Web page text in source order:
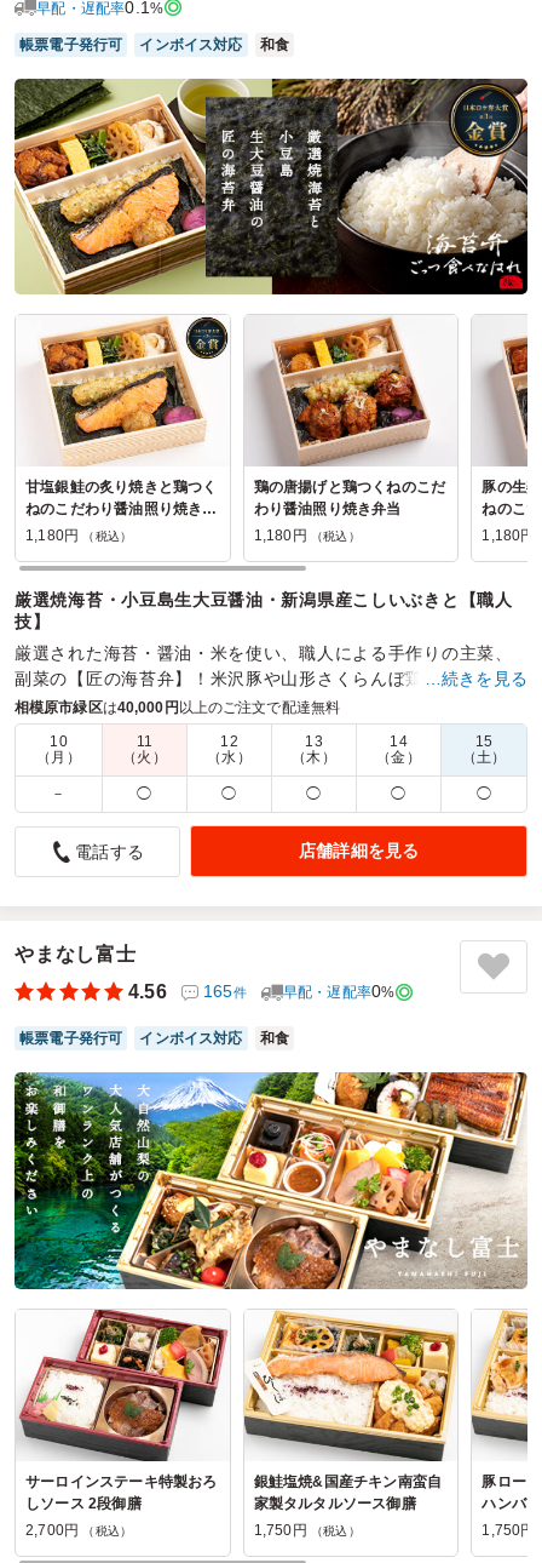
神奈川県相模原市緑区若柳2025/12/01
まちかど食堂の口コミをもっと見る
早配・遅配率0.1 %
帳票電子発行可 インボイス対応 和食
甘塩銀鮭の炙り焼きと鶏つく
ねのこだわり醤油照り焼き弁
当
1,180円 （税込）
鶏の唐揚げと鶏つくねのこだ
わり醤油照り焼き弁当
1,180円
（税込）
豚の生
ねのこ
当
1,180円
厳選焼海苔・小豆島生大豆醤油・新潟県産こしいぶきと【職人
技】
厳選された海苔・醤油・米を使い、職人による手作りの主菜、
副菜の【匠の海苔弁】！米沢豚や山形さくらんぼ鶏・黒毛和牛
カルビのお弁当はロケや会議・大切なお集まりにお薦めです。
商品数： 締切日時： 1日前15:00 価格帯：
648円～1,620円
配達時間：
9:00～17:00
つくねが美味しかった
5.0
し簡単でいいですね、配送の方への受け取り方の指示もでき
ました。当日は時間どうり、指示どうりに配送いただきまし
て、効率的に受け取る事ができました。またリピートしま
す。
ご利用シーン：－
参加者の年齢：－男女比：－
東京都千代田区麹町2026/08/08
海苔弁ごっつ食べなはれの口コミをもっと見る
…続きを見る
相模原市緑区は40,000円 以上のご注文で配達無料
10
（月）
11
（火）
12
（水）
13
（木）
14
（金）
15
（土）
－ ◯ ◯ ◯ ◯ ◯
電話する 店舗詳細を見る
やまなし富士
4.56
165件 早配・遅配率0%
帳票電子発行可 インボイス対応 和食
サーロインステーキ特製おろ
しソース 2段御膳
2,700円
（税込）
銀鮭塩焼&国産チキン南蛮自
家製タルタルソース御膳
1,750円
（税込）
豚ロー
ハンバ
1,750円